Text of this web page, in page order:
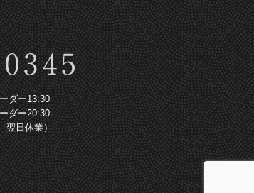
ダー13:30
ダー20:30
翌日休業）